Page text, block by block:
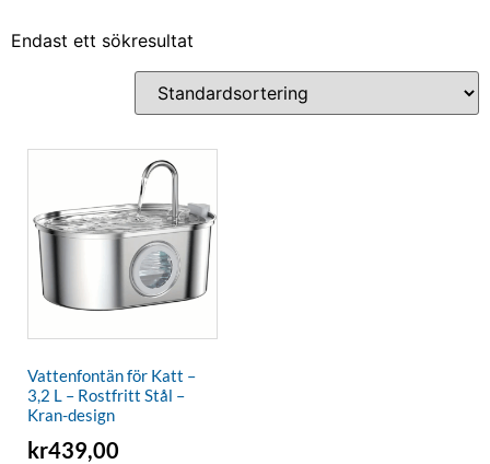
Endast ett sökresultat
Vattenfontän för Katt –
3,2 L – Rostfritt Stål –
Kran-design
kr439,00